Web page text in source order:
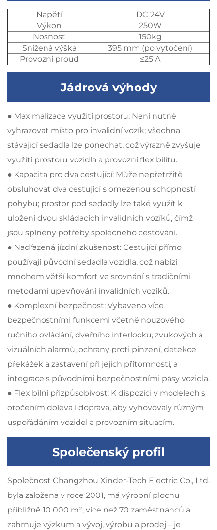
Napětí
DC 24V
Výkon
250W
Nosnost
150kg
Snížená výška
395 mm (po vytočení)
Provozní proud
≤25 A
Jádrová výhody
● Maximalizace využití prostoru: Není nutné
vyhrazovat místo pro invalidní vozík; všechna
stávající sedadla lze ponechat, což výrazně zvyšuje
využití prostoru vozidla a provozní flexibilitu.
● Kapacita pro dva cestující: Může nepřetržitě
obsluhovat dva cestující s omezenou schopností
pohybu; prostor pod sedadly lze také využít k
uložení dvou skládacích invalidních vozíků, čímž
jsou splněny potřeby společného cestování.
● Nadřazená jízdní zkušenost: Cestující přímo
používají původní sedadla vozidla, což nabízí
mnohem větší komfort ve srovnání s tradičními
metodami upevňování invalidních vozíků.
● Komplexní bezpečnost: Vybaveno více
bezpečnostními funkcemi včetně nouzového
ručního ovládání, dveřního interlocku, zvukových a
vizuálních alarmů, ochrany proti pinzení, detekce
překážek a zastavení při jejich přítomnosti, a
integrace s původními bezpečnostními pásy vozidla.
● Flexibilní přizpůsobivost: K dispozici v modelech s
otočením doleva i doprava, aby vyhovovaly různým
uspořádáním vozidel a provozním situacím.
Společenský profil
Společnost Changzhou Xinder-Tech Electric Co., Ltd.
byla založena v roce 2001, má výrobní plochu
přibližně 10 000 m², více než 70 zaměstnanců a
zahrnuje výzkum a vývoj, výrobu a prodej – je